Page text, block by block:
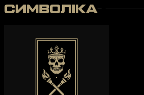
СИМВОЛІКА